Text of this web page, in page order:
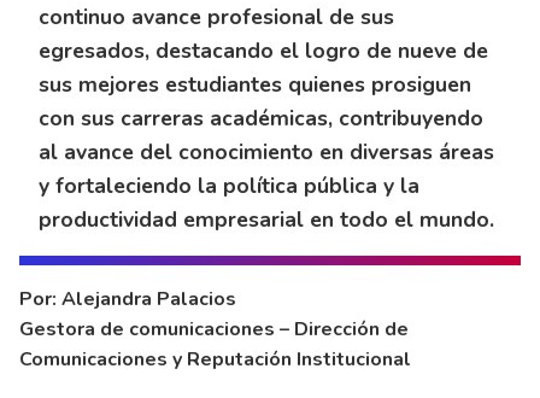
continuo avance profesional de sus
egresados, destacando el logro de nueve de
sus mejores estudiantes quienes prosiguen
con sus carreras académicas, contribuyendo
al avance del conocimiento en diversas áreas
y fortaleciendo la política pública y la
productividad empresarial en todo el mundo.
Por: Alejandra Palacios
Gestora de comunicaciones – Dirección de
Comunicaciones y Reputación Institucional